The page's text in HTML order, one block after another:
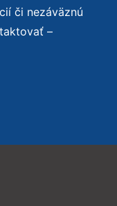
či nezáväznú
–